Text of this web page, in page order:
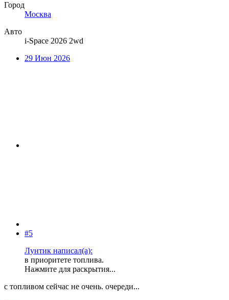
Город
Москва
Авто
i-Space 2026 2wd
29 Июн 2026
#5
Лунтик написал(а):
в приоритете топлива.
Нажмите для раскрытия...
с топливом сейчас не очень. очереди...